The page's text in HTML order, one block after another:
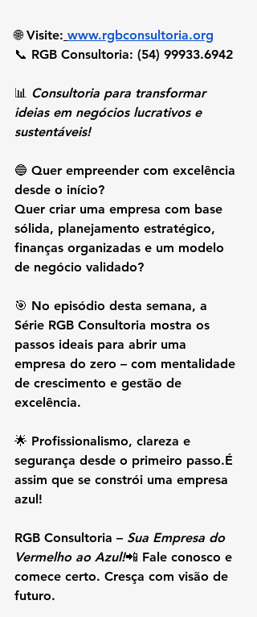
🌐 Visite: www.rgbconsultoria.org
📞 RGB Consultoria: (54) 99933.6942
📊 Consultoria para transformar
ideias em negócios lucrativos e
sustentáveis!
🔵 Quer empreender com excelência
desde o início?
Quer criar uma empresa com base
sólida, planejamento estratégico,
finanças organizadas e um modelo
de negócio validado?
🎯 No episódio desta semana, a
Série RGB Consultoria mostra os
passos ideais para abrir uma
empresa do zero – com mentalidade
de crescimento e gestão de
excelência.
🌟 Profissionalismo, clareza e
segurança desde o primeiro passo.É
assim que se constrói uma empresa
azul!
RGB Consultoria – Sua Empresa do
Vermelho ao Azul!📲 Fale conosco e
comece certo. Cresça com visão de
futuro.